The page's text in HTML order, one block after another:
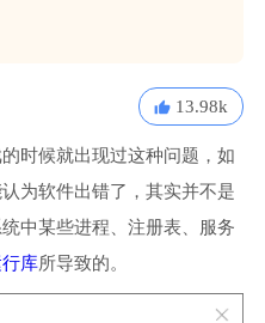
13.98k
时候就出现过这种问题，如
为软件出错了，其实并不是
中某些进程、注册表、服务
库所导致的。